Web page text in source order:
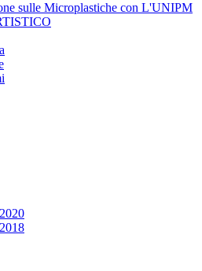
sulle Microplastiche con L'UNIPM